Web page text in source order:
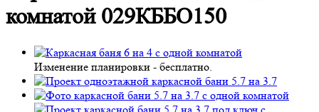
комнатой 029КББО150
Изменение планировки - бесплатно.